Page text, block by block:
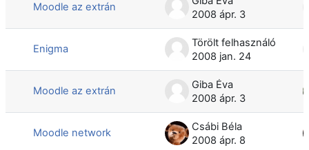
Moodle az extrán
2008 ápr. 3
Enigma
Törölt felhasználó
2008 jan. 24
Moodle az extrán
Giba Éva
2008 ápr. 3
Moodle network
Csábi Béla
2008 ápr. 8